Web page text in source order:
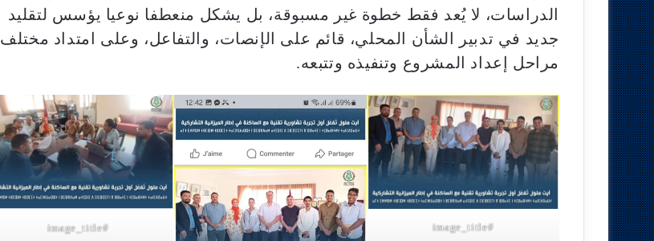
الدراسات، لا يُعد فقط خطوة غير مسبوقة، بل يشكل منعطفا نوعيا يؤسس لتقليد
جديد في تدبير الشأن المحلي، قائم على الإنصات، والتفاعل، وعلى امتداد مختلف
مراحل إعداد المشروع وتنفيذه وتتبعه.
#image_title
#image_title